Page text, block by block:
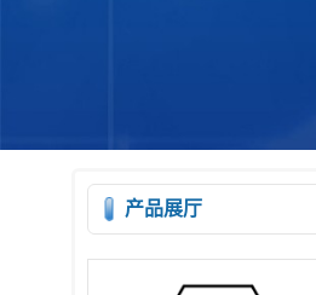
产品展厅